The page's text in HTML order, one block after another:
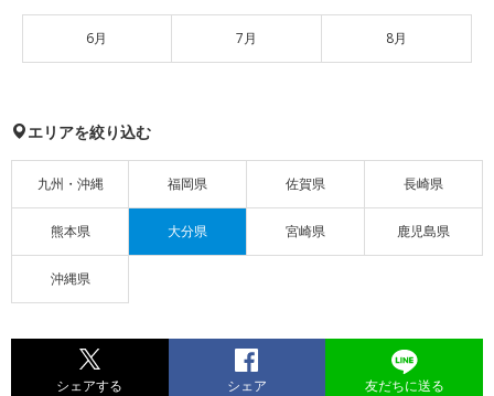
6月 7月 8月
エリアを絞り込む
九州・沖縄 福岡県 佐賀県 長崎県
熊本県 大分県 宮崎県 鹿児島県
沖縄県
シェアする シェア 友だちに送る